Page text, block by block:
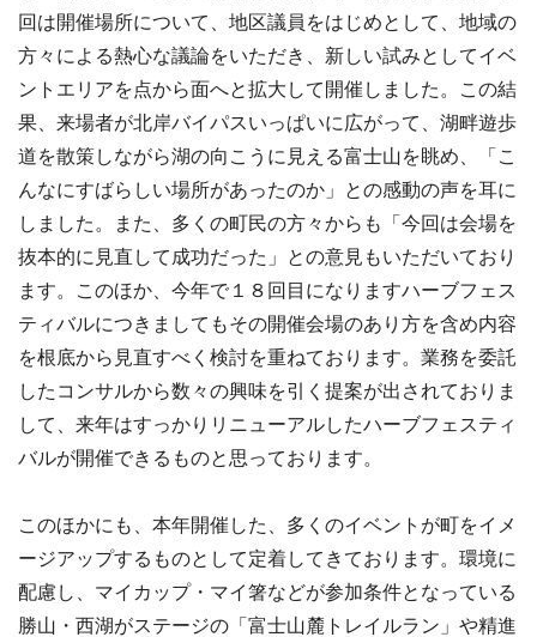
回は開催場所について、地区議員をはじめとして、地域の
方々による熱心な議論をいただき、新しい試みとしてイベ
ントエリアを点から面へと拡大して開催しました。この結
果、来場者が北岸バイパスいっぱいに広がって、湖畔遊歩
道を散策しながら湖の向こうに見える富士山を眺め、「こ
んなにすばらしい場所があったのか」との感動の声を耳に
しました。また、多くの町民の方々からも「今回は会場を
抜本的に見直して成功だった」との意見もいただいており
ます。このほか、今年で１８回目になりますハーブフェス
ティバルにつきましてもその開催会場のあり方を含め内容
を根底から見直すべく検討を重ねております。業務を委託
したコンサルから数々の興味を引く提案が出されておりま
して、来年はすっかりリニューアルしたハーブフェスティ
バルが開催できるものと思っております。
このほかにも、本年開催した、多くのイベントが町をイメ
ージアップするものとして定着してきております。環境に
配慮し、マイカップ・マイ箸などが参加条件となっている
勝山・西湖がステージの「富士山麓トレイルラン」や精進